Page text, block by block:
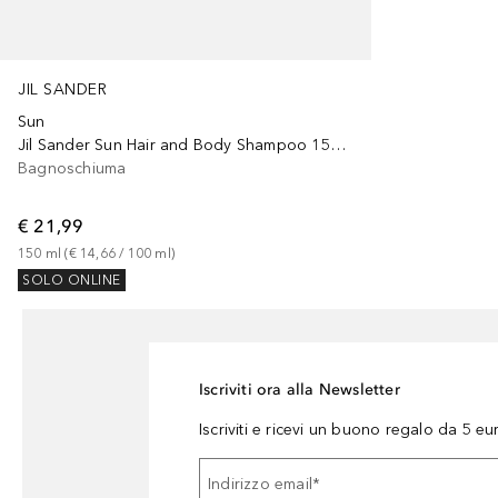
JIL SANDER
Sun
Jil Sander Sun Hair and Body Shampoo 150ML
Bagnoschiuma
€ 21,99
150 ml (€ 14,66 / 100 ml)
SOLO ONLINE
Iscriviti ora alla Newsletter
Iscriviti e ricevi un buono regalo da 5
Indirizzo email *